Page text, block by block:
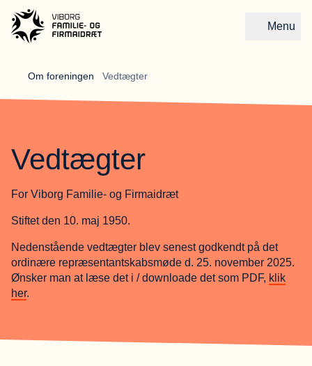
Menu
Om foreningen Vedtægter
Vedtægter
For Viborg Familie- og Firmaidræt
Stiftet den 10. maj 1950.
Nedenstående vedtægter blev senest godkendt på det
ordinære repræsentantskabsmøde d. 25. november 2025.
Ønsker man at læse det i / downloade det som PDF, klik
her.